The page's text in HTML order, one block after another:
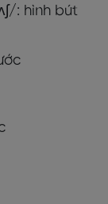
: hình bút